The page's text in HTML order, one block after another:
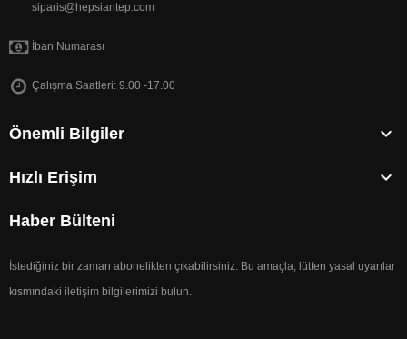
siparis@hepsiantep.com
İban Numarası
Çalışma Saatleri: 9.00 -17.00
Önemli Bilgiler 
Hızlı Erişim 
Haber Bülteni
İstediğiniz bir zaman abonelikten çıkabilirsiniz. Bu amaçla, lütfen yasal uyarılar
kısmındaki iletişim bilgilerimizi bulun.